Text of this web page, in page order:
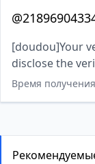
[doudou]Your
disclose the
Время